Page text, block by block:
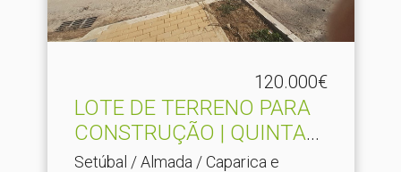
120.000€
LOTE DE TERRENO PARA
CONSTRUÇÃO | QUINTA
DO F.​..
Setúbal / Almada / Caparica e